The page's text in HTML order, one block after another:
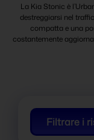
La Kia Stonic è
destreggiarsi nel
compatta e una
costantemente
Filtrare i